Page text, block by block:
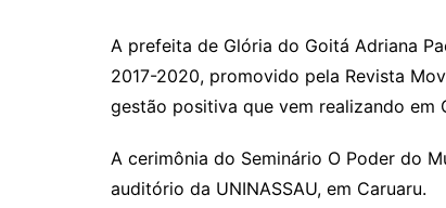
A prefeita de Glória do Goitá Adriana
2017-2020, promovido pela Revista
gestão positiva que vem realizando em
A cerimônia do Seminário O Poder do
auditório da UNINASSAU, em Caruaru.